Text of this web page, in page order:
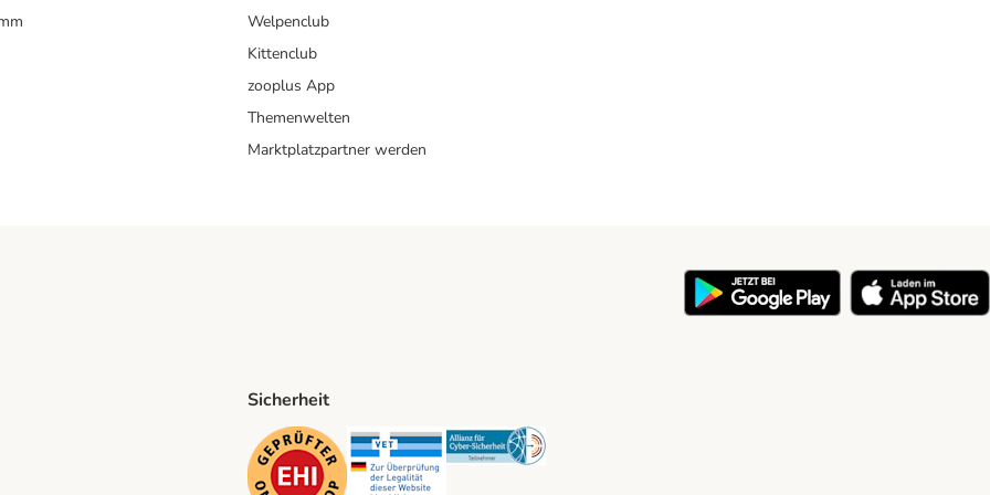
Welpenclub
Kittenclub
zooplus App
Themenwelten
Marktplatzpartner werden
Method
Sicherheit
Security Security Security